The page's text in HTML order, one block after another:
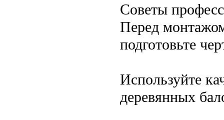
Советы
Перед
подготовьте
Используйте
деревянных